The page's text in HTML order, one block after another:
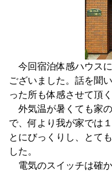
今回宿泊体感ハウス
ございました。話を聞
った所も体感させて頂
外気温が暑くても家
で、何より我が家では
とにびっくりし、とて
した。
電気のスイッチは確